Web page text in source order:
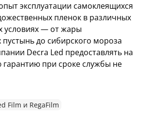
эксплуатации самоклеящихся
пленок в различных
условиях — от жары
пустынь до сибирского мороза
Decra Led предоставлять на
при сроке службы не
Film и RegaFilm